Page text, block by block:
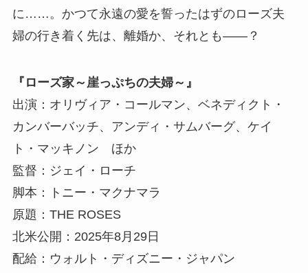
に……。かつて永遠の愛を誓ったはずのローズ夫
婦の行き着く先は、離婚か、それとも――？
『ローズ家～崖っぷちの夫婦～』
出演：オリヴィア・コールマン、ベネディクト・
カンバーバッチ、アンディ・サムバーグ、ケイ
ト・マッキノン ほか
監督：ジェイ・ローチ
脚本：トニー・マクナマラ
原題：THE ROSES
北米公開：2025年8月29日
配給：ウォルト・ディズニー・ジャパン